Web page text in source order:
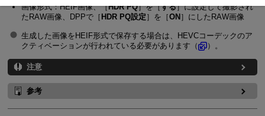
画像形式：HEIF画像、［HDR PQ］を［する］に設定して撮影され
たRAW画像、DPPで［ HDR PQ設定 ］を［ON ］にしたRAW画像
生成した画像をHEIF形式で保存する場合は、HEVCコーデックのア
クティベーションが行われている必要があります（
）。
注意
参考